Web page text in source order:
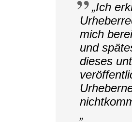
„Ich
mich
und
dieses
„